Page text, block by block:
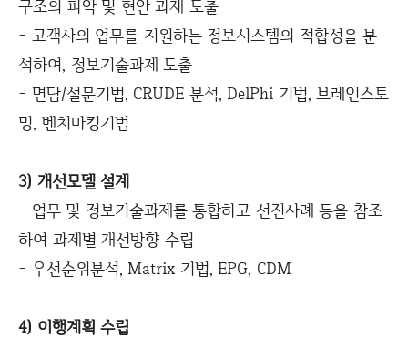
구조의 파악 및 현안 과제 도출
- 고객사의 업무를 지원하는 정보시스템의 적합성을 분
석하여, 정보기술과제 도출
- 면담/설문기법, CRUDE 분석, DelPhi 기법, 브레인스토
밍, 벤치마킹기법
3) 개선모델 설계
- 업무 및 정보기술과제를 통합하고 선진사례 등을 참조
하여 과제별 개선방향 수립
- 우선순위분석, Matrix 기법, EPG, CDM
4) 이행계획 수립